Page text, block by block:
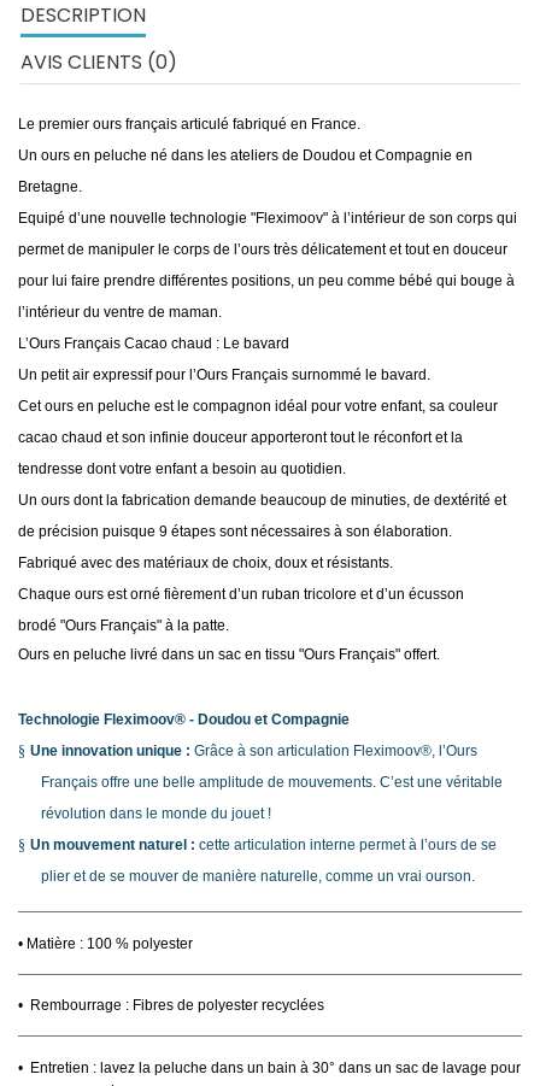
DESCRIPTION
AVIS CLIENTS (0)
Le premier ours français articulé fabriqué en France.
Un ours en peluche né dans les ateliers de Doudou et Compagnie en
Bretagne.
Equipé d’une nouvelle technologie "Fleximoov" à l’intérieur de son corps qui
permet de manipuler le corps de l’ours très délicatement et tout en douceur
pour lui faire prendre différentes positions, un peu comme bébé qui bouge à
l’intérieur du ventre de maman.
L’Ours Français Cacao chaud : Le bavard
Un petit air expressif pour l’Ours Français surnommé le bavard.
Cet ours en peluche est le compagnon idéal pour votre enfant, sa couleur
cacao chaud et son infinie douceur apporteront tout le réconfort et la
tendresse dont votre enfant a besoin au quotidien.
Un ours dont la fabrication demande beaucoup de minuties, de dextérité et
de précision puisque 9 étapes sont nécessaires à son élaboration.
Fabriqué avec des matériaux de choix, doux et résistants.
Chaque ours est orné fièrement d’un ruban tricolore et d’un écusson
brodé "Ours Français" à la patte.
Ours en peluche livré dans un sac en tissu "Ours Français" offert.
Technologie Fleximoov® - Doudou et Compagnie
§ Une innovation unique : Grâce à son articulation Fleximoov®, l’Ours
Français offre une belle amplitude de mouvements. C’est une véritable
révolution dans le monde du jouet !
§ Un mouvement naturel : cette articulation interne permet à l’ours de se
plier et de se mouver de manière naturelle, comme un vrai ourson.
• Matière : 100 % polyester
• Rembourrage : Fibres de polyester recyclées
• Entretien : lavez la peluche dans un bain à 30° dans un sac de lavage pour